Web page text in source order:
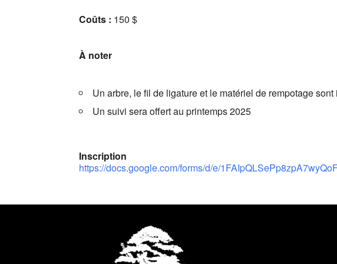
Coûts : 150 $
À noter
Un arbre, le fil de ligature et le matériel de rempotage sont
Un suivi sera offert au printemps 2025
Inscription
https://docs.google.com/forms/d/e/